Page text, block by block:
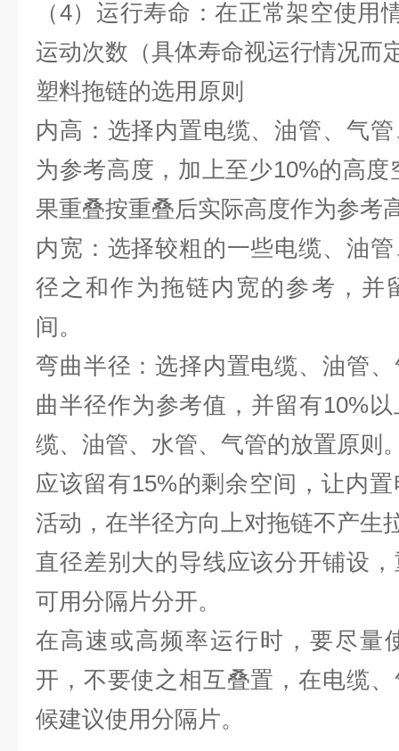
（4）运行寿命：在正常架空使用
运动次数（具体寿命视运行情况而
塑料拖链的选用原则
内高：选择内置电缆、油管、气
为参考高度，加上至少10%的高
果重叠按重叠后实际高度作为
内宽：选择较粗的一些电缆、油
径之和作为拖链内宽的参考，并
间。
弯曲半径：选择内置电缆、油管
曲半径作为参考值，并留有10%
缆、油管、水管、气管的放置
应该留有15%的剩余空间，让内
活动，在半径方向上对拖链不
直径差别大的导线应该分开铺设
可用分隔片分开。
在高速或高频率运行时，要尽量
开，不要使之相互叠置，在电缆
候建议使用分隔片。